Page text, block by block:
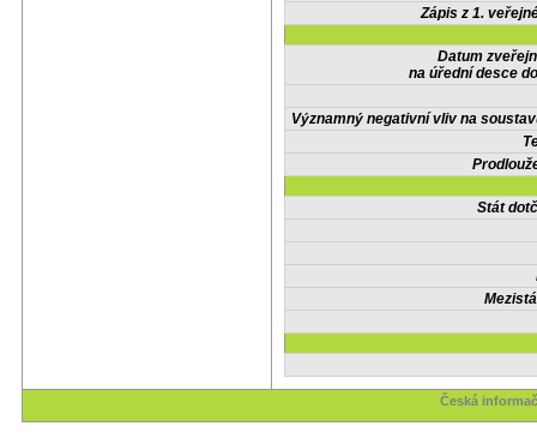
Zápis z 1.
Datum
na úřední desce
Významný negativní vliv na
Stát
Česká